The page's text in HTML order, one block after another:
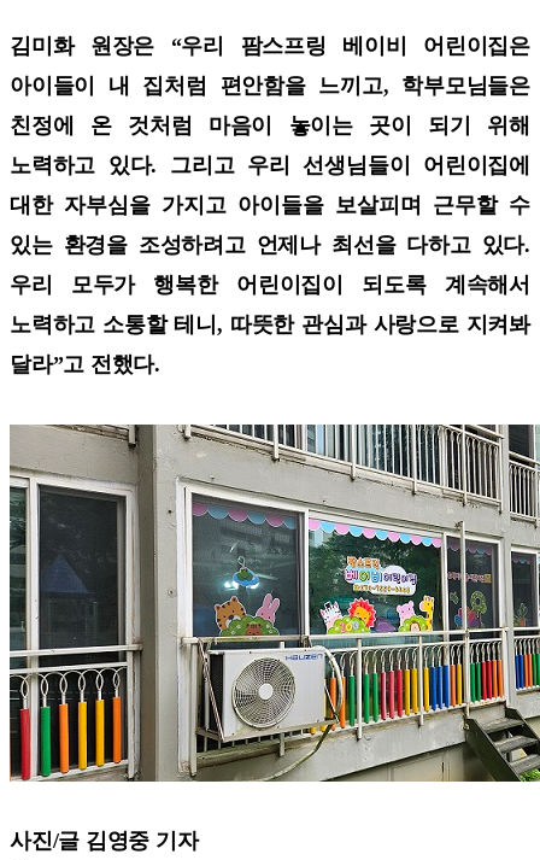
김미화 원장은 “우리 팜스프링 베이비 어린이집은
아이들이 내 집처럼 편안함을 느끼고, 학부모님들은
친정에 온 것처럼 마음이 놓이는 곳이 되기 위해
노력하고 있다. 그리고 우리 선생님들이 어린이집에
대한 자부심을 가지고 아이들을 보살피며 근무할 수
있는 환경을 조성하려고 언제나 최선을 다하고 있다.
우리 모두가 행복한 어린이집이 되도록 계속해서
노력하고 소통할 테니, 따뜻한 관심과 사랑으로 지켜봐
달라”고 전했다.
사진/글 김영중 기자